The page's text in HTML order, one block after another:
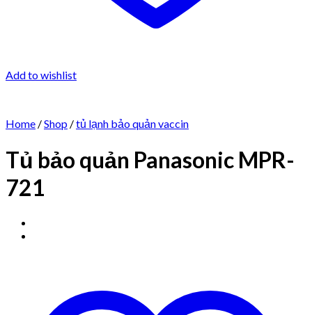
Add to wishlist
Home /Shop /tủ lạnh bảo quản vaccin
Tủ bảo quản Panasonic MPR-
721